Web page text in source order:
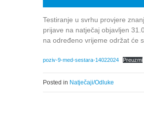
Testiranje u svrhu provjere
prijave na natječaj objavljen
na određeno vrijeme održat će
poziv-9-med-sestara-14022024 Preuzmi
Posted in Natječaji/Odluke